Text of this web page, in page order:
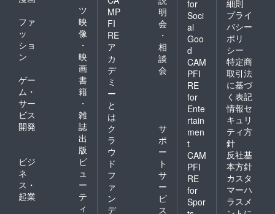
ツ
ファ
ッ
ショ
ン
映
像
・
映
画
ゲー
ム・
サー
ビス
開発
書
籍
・
雑
誌
出
版
ビジ
ネ
ス・
起業
ビ
ュ
ー
テ
ィ
MP
FI
RE
ア
カ
デ
ミ
ー
と
は
明
会
・
相
談
会
ク
ラ
ウ
ド
フ
ァ
ン
デ
サ
ポ
ー
ト
サ
ー
ビ
ス
for
Soci
al
Goo
d
CAM
PFI
RE
for
Ente
rtain
men
t
CAM
PFI
RE
for
Spor
細則
プライ
バシー
ポリ
シー
特定商
取引法
に基づ
く表記
情報セ
キュリ
ティ方
針
反社基
本方針
カスタ
マーハ
ラスメ